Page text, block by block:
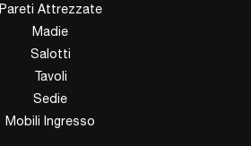
Pareti Attrezzate
Madie
Salotti
Tavoli
Sedie
Mobili Ingresso